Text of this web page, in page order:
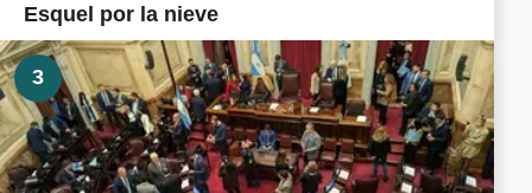
Esquel por la nieve
3